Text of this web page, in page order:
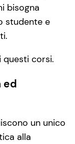
bisogna
studente e
questi corsi.
ed
un unico
alla